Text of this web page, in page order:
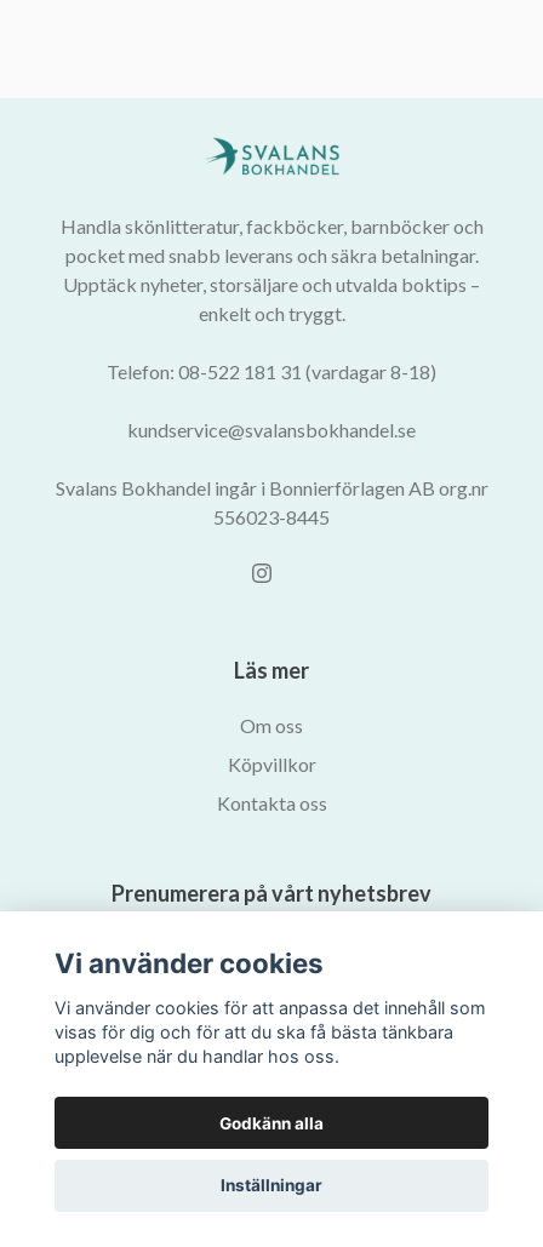
Handla skönlitteratur, fackböcker, barnböcker och
pocket med snabb leverans och säkra betalningar.
Upptäck nyheter, storsäljare och utvalda boktips –
enkelt och tryggt.
Telefon: 08-522 181 31 (vardagar 8-18)
kundservice@svalansbokhandel.se
Svalans Bokhandel ingår i Bonnierförlagen AB org.nr
556023-8445
Läs mer
Om oss
Köpvillkor
Kontakta oss
Prenumerera på vårt nyhetsbrev
Vi använder cookies
Vi använder cookies för att anpassa det innehåll som
visas för dig och för att du ska få bästa tänkbara
upplevelse när du handlar hos oss.
Godkänn alla
Inställningar